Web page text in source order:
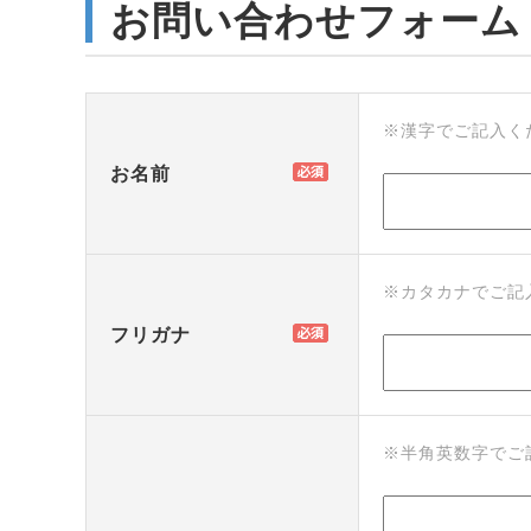
お問い合わせフォーム
お名前
※漢字でご記入く
フリガナ
※カタカナでご記
※半角英数字でご